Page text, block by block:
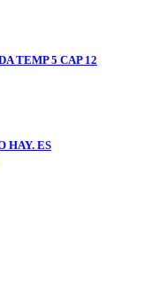
TEMP 5 CAP 12
HAY. ES